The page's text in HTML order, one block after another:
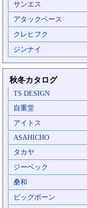
サンエス
アタックベース
クレヒフク
ジンナイ
秋冬カタログ
TS DESIGN
自重堂
アイトス
ASAHICHO
タカヤ
ジーベック
桑和
ビッグボーン